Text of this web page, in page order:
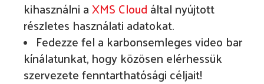
kihasználni aXMS Cloudáltal nyújtott
részletes használati adatokat.
Fedezze fel a karbonsemleges video bar
kínálatunkat, hogy közösen elérhessük
szervezete fenntarthatósági céljait!